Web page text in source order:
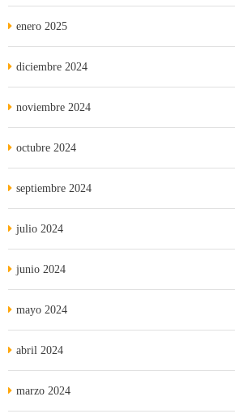
enero 2025
diciembre 2024
noviembre 2024
octubre 2024
septiembre 2024
julio 2024
junio 2024
mayo 2024
abril 2024
marzo 2024